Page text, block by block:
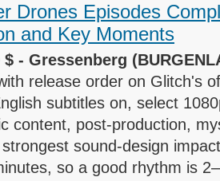
Drones Episodes
and Key Moments
$ - Gressenberg
release order on Glitch's
subtitles on, select
content, post-production,
sound-design
so a good rhythm is